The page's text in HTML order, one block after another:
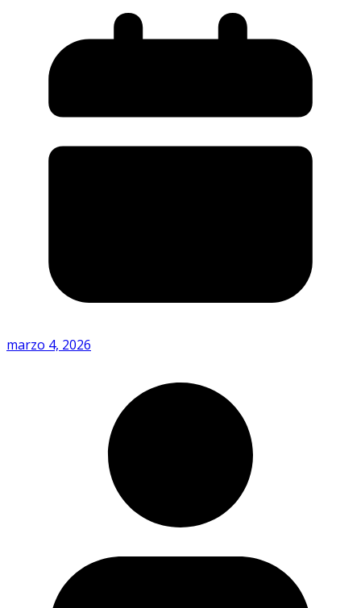
marzo 4, 2026